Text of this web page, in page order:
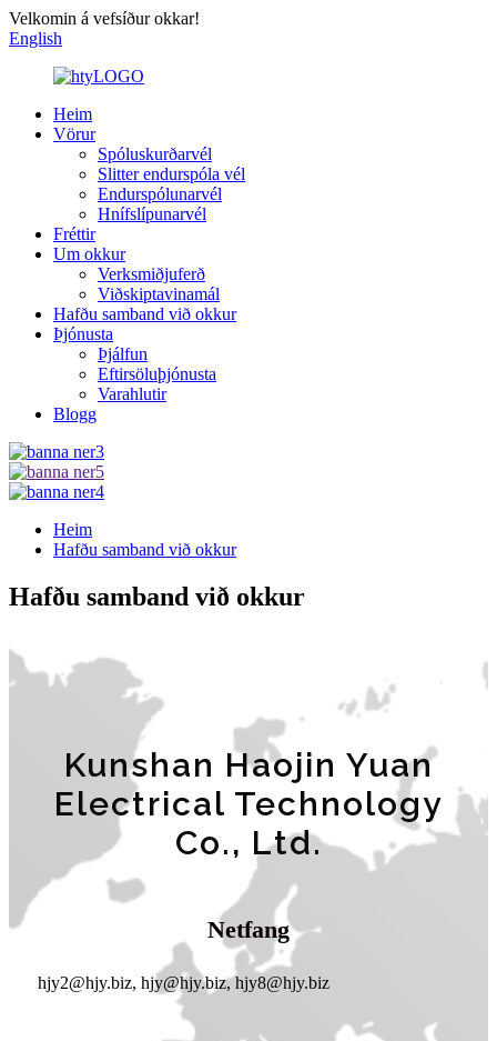
Velkomin á vefsíður okkar!
English
Heim
Vörur
Spóluskurðarvél
Slitter endurspóla vél
Endurspólunarvél
Hnífslípunarvél
Fréttir
Um okkur
Verksmiðjuferð
Viðskiptavinamál
Hafðu samband við okkur
Þjónusta
Þjálfun
Eftirsöluþjónusta
Varahlutir
Blogg
Heim
Hafðu samband við okkur
Hafðu samband við okkur
Kunshan Haojin Yuan
Electrical Technology
Co., Ltd.
Netfang
hjy2@hjy.biz, hjy@hjy.biz, hjy8@hjy.biz